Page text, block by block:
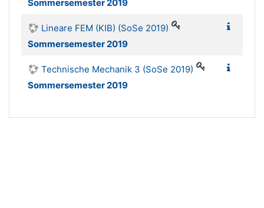
Sommersemester 2019
Lineare FEM (KIB) (SoSe 2019)
Sommersemester 2019
Technische Mechanik 3 (SoSe 2019)
Sommersemester 2019